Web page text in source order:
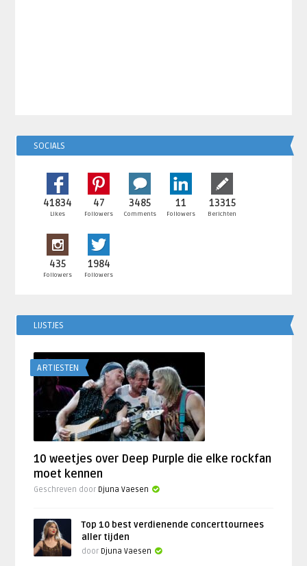
SOCIALS
41834
Likes
47
Followers
3485
Comments
11
Followers
13315
Berichten
435
Followers
1984
Followers
LIJSTJES
ARTIESTEN
10 weetjes over Deep Purple die elke rockfan
moet kennen
Geschreven door Djuna Vaesen
Top 10 best verdienende concerttournees
aller tijden
door Djuna Vaesen